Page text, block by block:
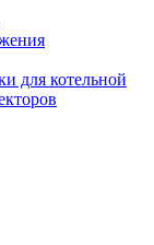
для котельной